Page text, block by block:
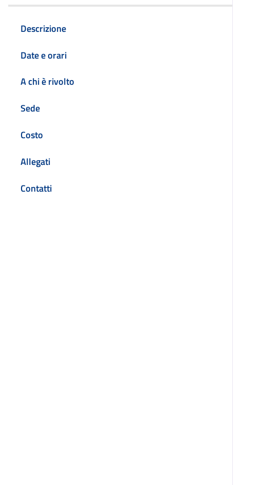
Descrizione
Date e orari
A chi è rivolto
Sede
Costo
Allegati
Contatti